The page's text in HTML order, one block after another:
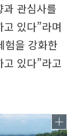
관심사를
있다”라며
험을 강화한
있다”라고